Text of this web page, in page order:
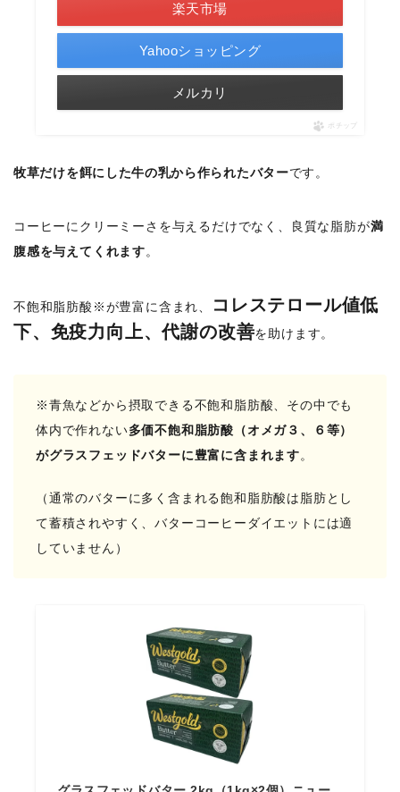
楽天市場
Yahooショッピング
メルカリ
ポチップ
牧草だけを餌にした牛の乳から作られたバターです。
コーヒーにクリーミーさを与えるだけでなく、良質な脂肪が満
腹感を与えてくれます。
不飽和脂肪酸※が豊富に含まれ、
コレステロール値低
下、免疫力向上、代謝の改善を助けます。
※青魚などから摂取できる不飽和脂肪酸、その中でも
体内で作れない多価不飽和脂肪酸（オメガ３、６等）
がグラスフェッドバターに豊富に含まれます。
（通常のバターに多く含まれる飽和脂肪酸は脂肪とし
て蓄積されやすく、バターコーヒーダイエットには適
していません）